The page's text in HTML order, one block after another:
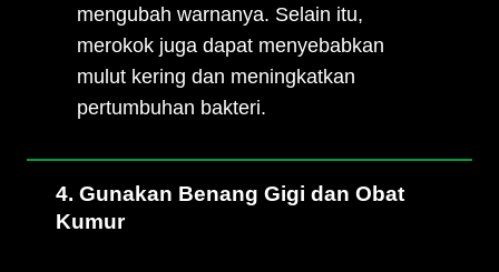
mengubah warnanya. Selain itu,
merokok juga dapat menyebabkan
mulut kering dan meningkatkan
pertumbuhan bakteri.
4. Gunakan Benang Gigi dan Obat
Kumur